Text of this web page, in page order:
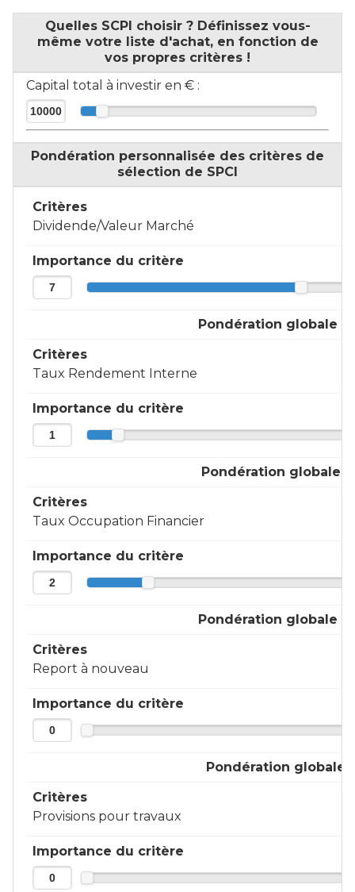
Quelles SCPI choisir ? Définissez vous-
même votre liste d'achat, en fonction de
vos propres critères !
Capital total à investir en € :
Pondération personnalisée des critères de
sélection de SPCI
Critères
Dividende/Valeur Marché
Importance du critère
Pondération globale
Critères
Taux Rendement Interne
Importance du critère
Pondération globale
Critères
Taux Occupation Financier
Importance du critère
Pondération globale
Critères
Report à nouveau
Importance du critère
Pondération globale
Critères
Provisions pour travaux
Importance du critère